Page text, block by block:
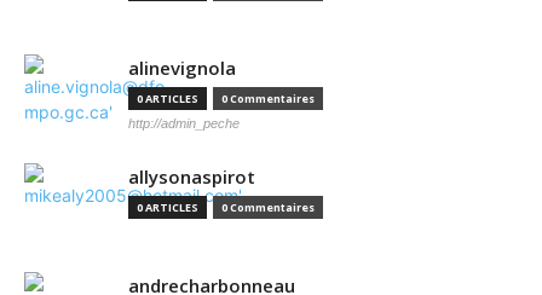
alinevignola
0 ARTICLES 0 Commentaires
http://admin_peche
allysonaspirot
0 ARTICLES 0 Commentaires
andrecharbonneau